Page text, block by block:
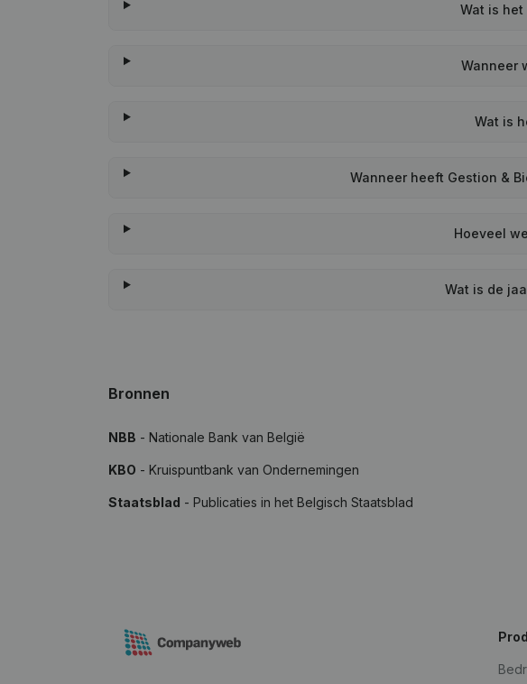
Wat is het
Wanneer
Wat is
Wanneer heeft Gestion &
Hoeveel
Wat is de
Bronnen
NBB - Nationale Bank van België
KBO - Kruispuntbank van Ondernemingen
Staatsblad - Publicaties in het Belgisch Staatsblad